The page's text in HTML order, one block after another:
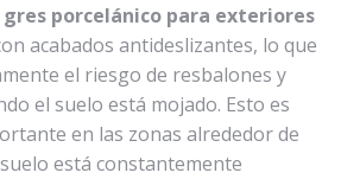
gres porcelánico para exteriores
acabados antideslizantes, lo que
el riesgo de resbalones y
el suelo está mojado. Esto es
en las zonas alrededor de
está constantemente